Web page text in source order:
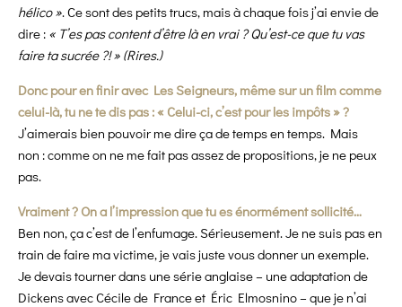
hélico ». Ce sont des petits trucs, mais à chaque fois j’ai envie de
dire : « T’es pas content d’être là en vrai ? Qu’est-ce que tu vas
faire ta sucrée ?! » (Rires.)
Donc pour en finir avec Les Seigneurs, même sur un film comme
celui-là, tu ne te dis pas : « Celui-ci, c’est pour les impôts » ?
J’aimerais bien pouvoir me dire ça de temps en temps. Mais
non : comme on ne me fait pas assez de propositions, je ne peux
pas.
Vraiment ? On a l’impression que tu es énormément sollicité…
Ben non, ça c’est de l’enfumage. Sérieusement. Je ne suis pas en
train de faire ma victime, je vais juste vous donner un exemple.
Je devais tourner dans une série anglaise – une adaptation de
Dickens avec Cécile de France et Éric Elmosnino – que je n’ai